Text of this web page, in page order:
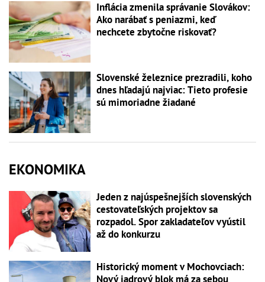
Inflácia zmenila správanie Slovákov:
Ako narábať s peniazmi, keď
nechcete zbytočne riskovať?
Slovenské železnice prezradili, koho
dnes hľadajú najviac: Tieto profesie
sú mimoriadne žiadané
EKONOMIKA
Jeden z najúspešnejších slovenských
cestovateľských projektov sa
rozpadol. Spor zakladateľov vyústil
až do konkurzu
Historický moment v Mochovciach:
Nový jadrový blok má za sebou